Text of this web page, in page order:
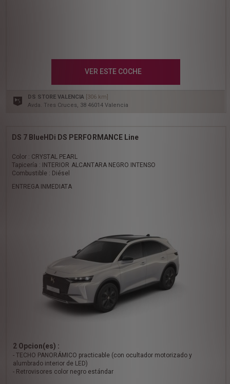
VER ESTE COCHE
DS STORE VALENCIA [306 km]
Avda. Tres Cruces, 38 46014 Valencia
DS 7 BlueHDi DS PERFORMANCE Line
Color : CRYSTAL PEARL
Tapicería : INTERIOR ALCANTARA NEGRO INTENSO
Combustible : Diésel
ENTREGA INMEDIATA
2 Opcion(es) :
- TECHO PANORÁMICO practicable (con ocultador motorizado y
alumbrado interior de LED)
- Retrovisores color negro estándar